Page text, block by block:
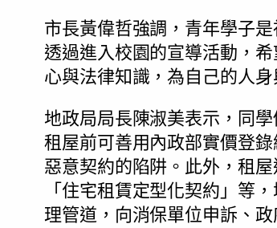
市長黃偉哲強調，青年學子
透過進入校園的宣導活動，
心與法律知識，為自己的人
地政局局長陳淑美表示，同
租屋前可善用內政部實價登
惡意契約的陷阱。此外，租
「住宅租賃定型化契約」等
理管道，向消保單位申訴、